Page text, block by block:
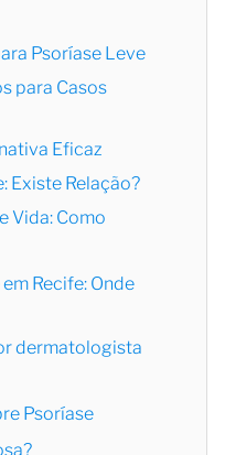
Psoríase Leve
para Casos
Eficaz
Existe Relação?
Vida: Como
Recife: Onde
dermatologista
Psoríase